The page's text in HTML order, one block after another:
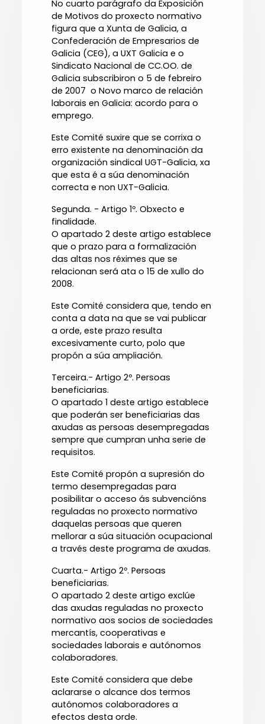
No cuarto parágrafo da Exposición
de Motivos do proxecto normativo
figura que a Xunta de Galicia, a
Confederación de Empresarios de
Galicia (CEG), a UXT Galicia e o
Sindicato Nacional de CC.OO. de
Galicia subscribiron o 5 de febreiro
de 2007  o Novo marco de relación
laborais en Galicia: acordo para o
emprego.
Este Comité suxire que se corrixa o
erro existente na denominación da
organización sindical UGT-Galicia, xa
que esta é a súa denominación
correcta e non UXT-Galicia.
Segunda. - Artigo 1º. Obxecto e
finalidade.
O apartado 2 deste artigo establece
que o prazo para a formalización
das altas nos réximes que se
relacionan será ata o 15 de xullo do
2008.
Este Comité considera que, tendo en
conta a data na que se vai publicar
a orde, este prazo resulta
excesivamente curto, polo que
propón a súa ampliación.
Terceira.- Artigo 2º. Persoas
beneficiarias.
O apartado 1 deste artigo establece
que poderán ser beneficiarias das
axudas as persoas desempregadas
sempre que cumpran unha serie de
requisitos.
Este Comité propón a supresión do
termo desempregadas para
posibilitar o acceso ás subvencións
reguladas no proxecto normativo
daquelas persoas que queren
mellorar a súa situación ocupacional
a través deste programa de axudas.
Cuarta.- Artigo 2º. Persoas
beneficiarias.
O apartado 2 deste artigo exclúe
das axudas reguladas no proxecto
normativo aos socios de sociedades
mercantís, cooperativas e
sociedades laborais e autónomos
colaboradores.
Este Comité considera que debe
aclararse o alcance dos termos
autónomos colaboradores a
efectos desta orde.